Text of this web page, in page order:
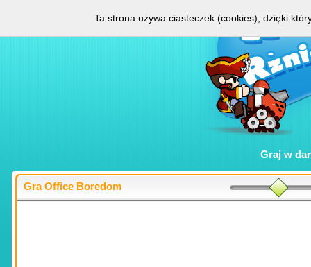
Graj w
Gra Office Boredom
Ta strona używa ciasteczek (cookies), dzięki